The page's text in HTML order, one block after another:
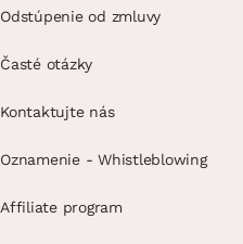
Odstúpenie od zmluvy
Časté otázky
Kontaktujte nás
Oznamenie - Whistleblowing
Affiliate program